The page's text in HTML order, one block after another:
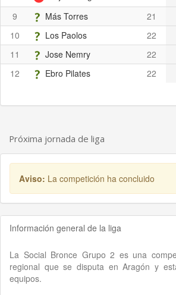
9
Más Torres 21
10
Los Paolos 22
11
Jose Nemry 22
12
Ebro Pilates 22
Próxima jornada de liga
Aviso: La competición ha concluido
Información general de la liga
La Social Bronce Grupo 2 es una
regional que se disputa en Aragón y
equipos.